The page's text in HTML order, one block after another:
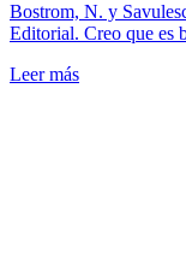
Bostrom, N. y
Editorial. Creo que es
Leer más